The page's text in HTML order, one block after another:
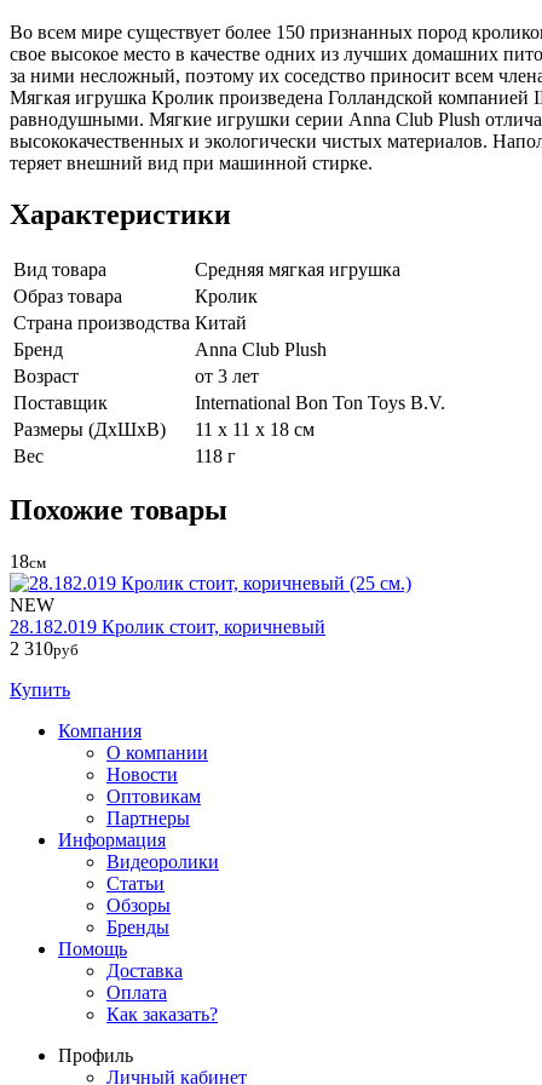
Во всем мире существует более 150 признанных пород
свое высокое место в качестве одних из лучших домашних
за ними несложный, поэтому их соседство приносит всем
Мягкая игрушка Кролик произведена Голландской
равнодушными. Мягкие игрушки серии Anna Club Plush
высококачественных и экологически чистых материалов.
теряет внешний вид при машинной стирке.
Характеристики
Вид товара
Средняя мягкая игрушка
Образ товара
Кролик
Страна производства Китай
Бренд
Anna Club Plush
Возраст
от 3 лет
Поставщик
International Bon Ton Toys B.V.
Размеры (ДхШхВ)
11 x 11 x 18 см
Вес
118 г
Похожие товары
18см
NEW
28.182.019 Кролик стоит, коричневый
2 310руб
Купить
Компания
О компании
Новости
Оптовикам
Партнеры
Информация
Видеоролики
Статьи
Обзоры
Бренды
Помощь
Доставка
Оплата
Как заказать?
Профиль
Личный кабинет